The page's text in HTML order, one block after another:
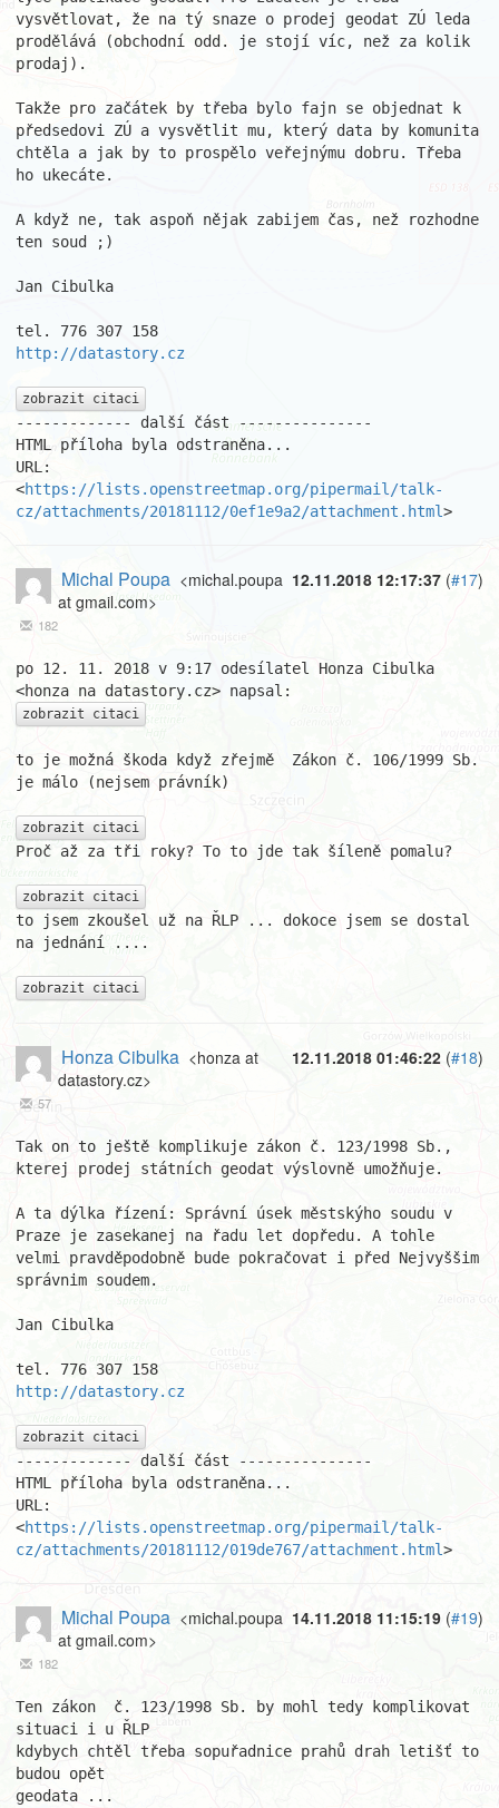
vysvětlovat, že na tý snaze o prodej geodat ZÚ leda
prodělává (obchodní odd. je stojí víc, než za kolik
prodaj).
Takže pro začátek by třeba bylo fajn se objednat k
předsedovi ZÚ a vysvětlit mu, který data by komunita
chtěla a jak by to prospělo veřejnýmu dobru. Třeba
ho ukecáte.
A když ne, tak aspoň nějak zabijem čas, než rozhodne
ten soud ;)
Jan Cibulka
http://datastory.cz
zobrazit citaci
------------- další část ---------------
HTML příloha byla odstraněna...
URL:
<https://lists.openstreetmap.org/pipermail/talk-
cz/attachments/20181112/0ef1e9a2/attachment.html>
12.11.2018 12:17:37 (#17)
Michal Poupa <michal.poupa
at gmail.com>
182
po 12. 11. 2018 v 9:17 odesílatel Honza Cibulka
zobrazit citaci
to je možná škoda když zřejmě  Zákon č. 106/1999 Sb.
je málo (nejsem právník)
zobrazit citaci
Proč až za tři roky? To to jde tak šíleně pomalu?
zobrazit citaci
to jsem zkoušel už na ŘLP ... dokoce jsem se dostal
na jednání ....
zobrazit citaci
12.11.2018 01:46:22 (#18)
Honza Cibulka <honza at
datastory.cz>
57
Tak on to ještě komplikuje zákon č. 123/1998 Sb.,
kterej prodej státních geodat výslovně umožňuje.
A ta dýlka řízení: Správní úsek městskýho soudu v
Praze je zasekanej na řadu let dopředu. A tohle
velmi pravděpodobně bude pokračovat i před Nejvyššim
správnim soudem.
Jan Cibulka
http://datastory.cz
zobrazit citaci
------------- další část ---------------
HTML příloha byla odstraněna...
URL:
<https://lists.openstreetmap.org/pipermail/talk-
cz/attachments/20181112/019de767/attachment.html>
14.11.2018 11:15:19 (#19)
Michal Poupa <michal.poupa
at gmail.com>
182
Ten zákon  č. 123/1998 Sb. by mohl tedy komplikovat
situaci i u ŘLP
kdybych chtěl třeba sopuřadnice prahů drah letišť to
budou opět
geodata ...